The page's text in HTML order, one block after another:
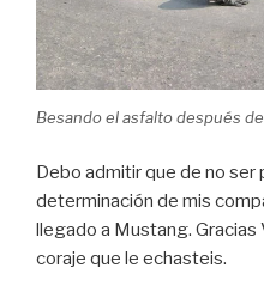
Besando el asfalto después
Debo admitir que de no ser
determinación de mis
llegado a Mustang. Gracias
coraje que le echasteis.